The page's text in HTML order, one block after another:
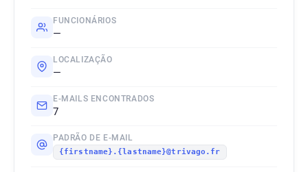
FUNCIONÁRIOS
—
LOCALIZAÇÃO
—
E-MAILS ENCONTRADOS
7
PADRÃO DE E-MAIL
{firstname}.{lastname}@trivago.fr